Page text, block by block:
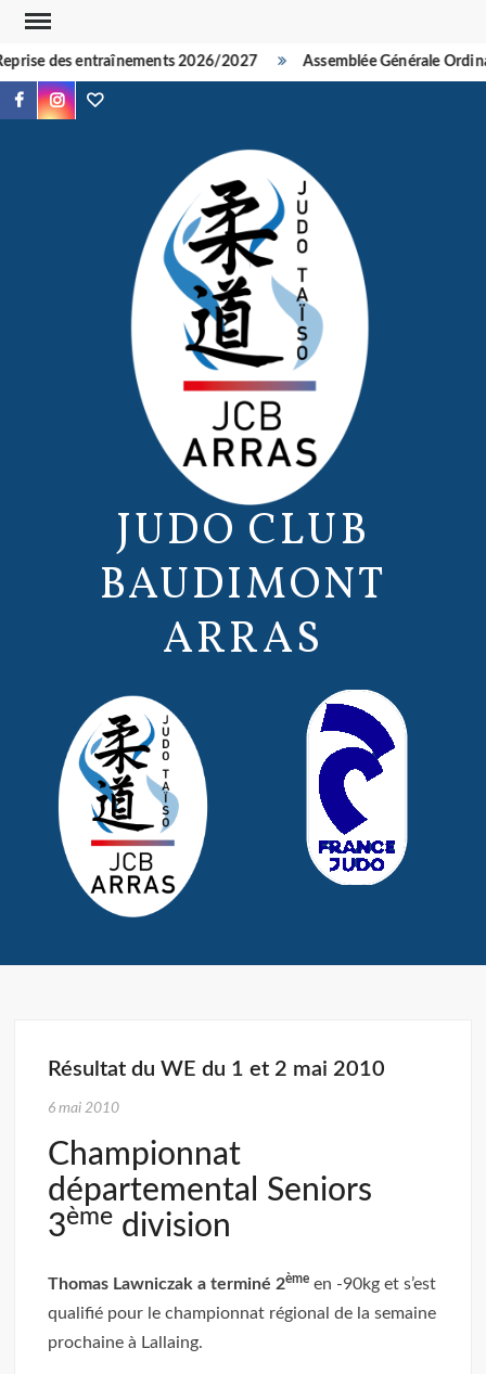
Skip
content
des entraînements 2026/2027 Assemblée Générale
FacebookInstagram
TikTok
JUDO CLUB
BAUDIMONT
ARRAS
Résultat du WE du 1 et 2 mai 2010
6 mai 2010
Championnat
départemental Seniors
3ème division
Thomas Lawniczak a terminé 2ème en -90kg et s’est
qualifié pour le championnat régional de la semaine
prochaine à Lallaing.